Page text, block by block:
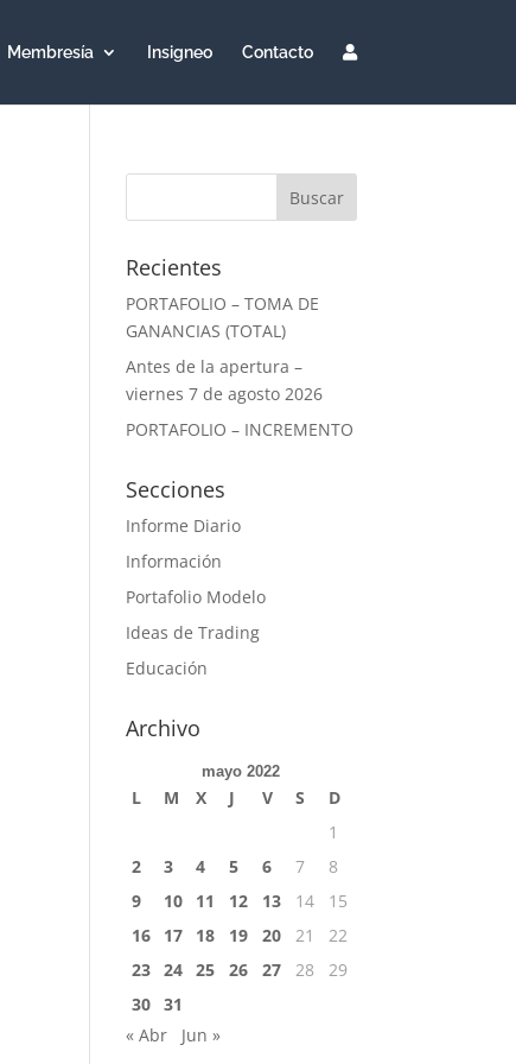
Membresía Insigneo Contacto
Recientes
PORTAFOLIO – TOMA DE
GANANCIAS (TOTAL)
Antes de la apertura –
viernes 7 de agosto 2026
PORTAFOLIO – INCREMENTO
Secciones
Informe Diario
Información
Portafolio Modelo
Ideas de Trading
Educación
Archivo
mayo 2022
L M X J V S
D
1
2
3 4 5 6 7
8
9
10 11 12 13 14
15
16
17 18 19 20 21
22
23 24 25 26 27 28
29
30 31
« Abr
Jun »